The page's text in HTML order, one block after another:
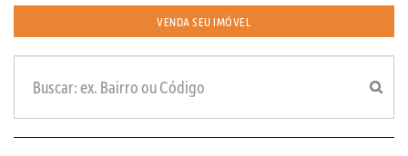
VENDA SEU IMÓVEL